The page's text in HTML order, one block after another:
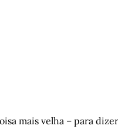
mais velha – para